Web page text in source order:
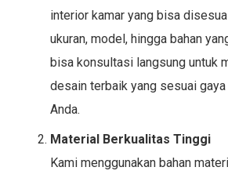
interior kamar yang bisa
ukuran, model, hingga bahan
bisa konsultasi langsung untuk
desain terbaik yang sesuai
Anda.
Material Berkualitas Tinggi
Kami menggunakan bahan